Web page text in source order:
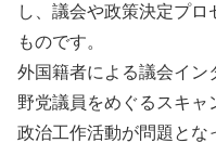
し、議会や政策決定プ
ものです。
外国籍者による議会イン
野党議員をめぐるスキャ
政治工作活動が問題とな